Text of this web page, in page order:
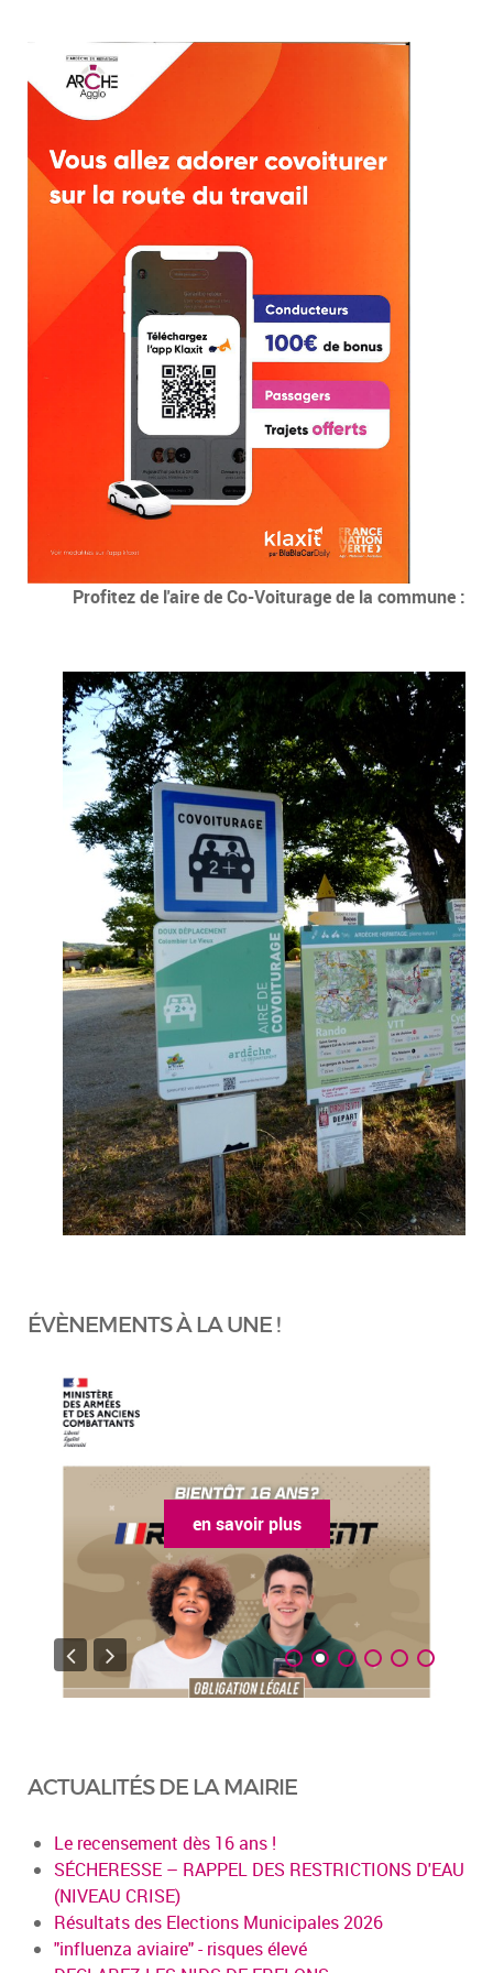
Profitez de l'aire de Co-Voiturage de la commune :
ÉVÈNEMENTS À LA UNE !
en savoir plus
ACTUALITÉS DE LA MAIRIE
Le recensement dès 16 ans !
SÉCHERESSE – RAPPEL DES RESTRICTIONS D'EAU
(NIVEAU CRISE)
Résultats des Elections Municipales 2026
"influenza aviaire" - risques élevé